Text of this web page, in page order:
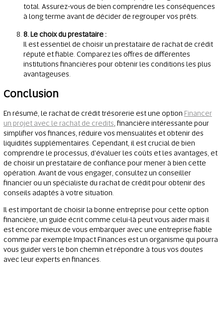
total. Assurez-vous de bien comprendre les conséquences
à long terme avant de décider de regrouper vos prêts.
8. Le choix du prestataire :
Il est essentiel de choisir un prestataire de rachat de crédit
réputé et fiable. Comparez les offres de différentes
institutions financières pour obtenir les conditions les plus
avantageuses.
Conclusion
En résumé, le rachat de crédit trésorerie est une option Financer
un projet avec le rachat de credits , financière intéressante pour
simplifier vos finances, réduire vos mensualités et obtenir des
liquidités supplémentaires. Cependant, il est crucial de bien
comprendre le processus, d'évaluer les coûts et les avantages, et
de choisir un prestataire de confiance pour mener à bien cette
opération. Avant de vous engager, consultez un conseiller
financier ou un spécialiste du rachat de crédit pour obtenir des
conseils adaptés à votre situation.
Il est important de choisir la bonne entreprise pour cette option
financière, un guide écrit comme celui-là peut vous aider mais il
est encore mieux de vous embarquer avec une entreprise fiable
comme par exemple Impact Finances est un organisme qui pourra
vous guider vers le bon chemin et répondre à tous vos doutes
avec leur experts en finances.